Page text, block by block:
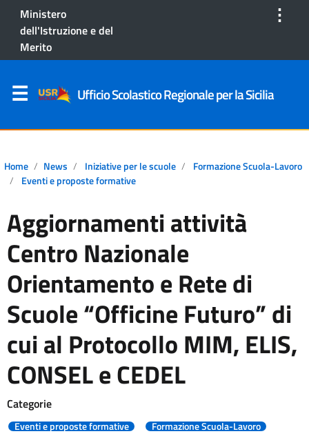
Ministero
dell'Istruzione e del
Merito
⋮
Ufficio Scolastico Regionale per la Sicilia
Home News Iniziative per le scuole
Formazione Scuola-Lavoro
Eventi e proposte formative
Aggiornamenti attività
Centro Nazionale
Orientamento e Rete di
Scuole “Officine Futuro” di
cui al Protocollo MIM, ELIS,
CONSEL e CEDEL
Categorie
Eventi e proposte formative
Formazione Scuola-Lavoro